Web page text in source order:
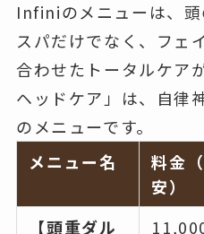
Infiniのメニューは、
スパだけでなく、フェ
合わせたトータルケア
ヘッドケア」は、自律
のメニューです。
メニュー名
料金
安）
【頭重ダル